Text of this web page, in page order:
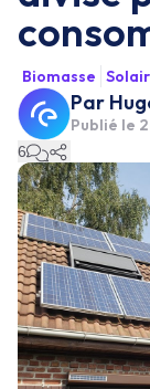
Biomasse
Par
Publié le
6